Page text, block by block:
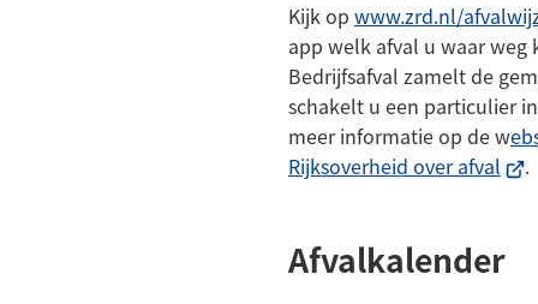
Kijk op www.zrd.nl/
app welk afval u waar weg
Bedrijfsafval zamelt de
schakelt u een particulier
meer informatie op de w
Rijksoverheid over afval
.
Afvalkalender